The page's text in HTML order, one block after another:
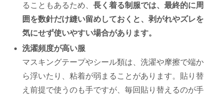
ることもあるため、長く着る制服では、最終的に周
囲を数針だけ縫い留めしておくと、剥がれやズレを
気にせず使いやすい場合があります。
洗濯頻度が高い服
マスキングテープやシール類は、洗濯や摩擦で端か
ら浮いたり、粘着が弱まることがあります。貼り替
え前提で使うのも手ですが、毎回貼り替えるのが手